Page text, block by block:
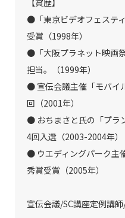
●「東京ビデオフェステ
受賞（1998年）
●「大阪プラネット映画
担当。（1999年）
● 宣伝会議主催「モバイ
回（2001年）
● おちまさと氏の「プラ
4回入選（2003-2004年）
● ウエディングパーク主
秀賞受賞（2005年）
宣伝会議/SC講座定例講師